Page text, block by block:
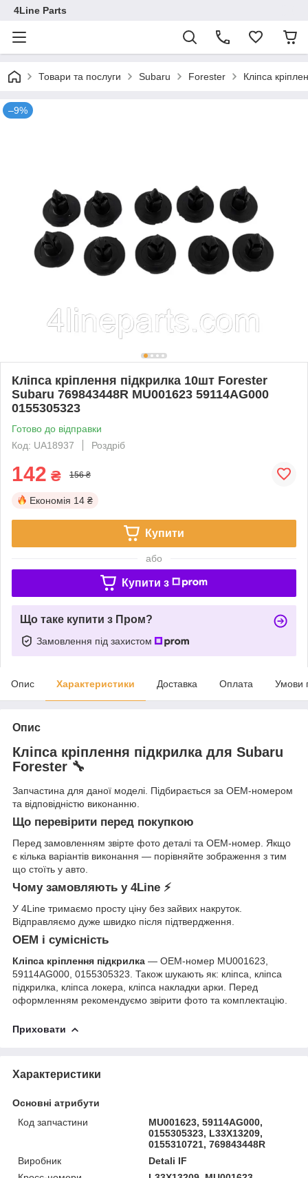
4Line Parts
Товари та послуги Subaru Forester Кліпса
–9%
Кліпса кріплення підкрилка 10шт Forester
Subaru 769843448R MU001623 59114AG000
0155305323
Готово до відправки
Код: UA18937
Роздріб
142 ₴ 156 ₴
Економія 14 ₴
Купити
або
Купити з
Що таке купити з Пром?
Замовлення під захистом
Опис Характеристики Доставка Оплата Умови
Опис
Кліпса кріплення підкрилка для Subaru
Forester 🔧
Запчастина для даної моделі. Підбирається за OEM-номером
та відповідністю виконанню.
Що перевірити перед покупкою
Перед замовленням звірте фото деталі та OEM-номер. Якщо
є кілька варіантів виконання — порівняйте зображення з тим
що стоїть у авто.
Чому замовляють у 4Line ⚡
У 4Line тримаємо просту ціну без зайвих накруток.
Відправляємо дуже швидко після підтвердження.
OEM і сумісність
Кліпса кріплення підкрилка — OEM-номер MU001623,
59114AG000, 0155305323. Також шукають як: кліпса, кліпса
підкрилка, кліпса локера, кліпса накладки арки. Перед
оформленням рекомендуємо звірити фото та комплектацію.
Приховати
Характеристики
Основні атрибути
Код запчастини
MU001623, 59114AG000,
0155305323, L33X13209,
0155310721, 769843448R
Виробник
Detali IF